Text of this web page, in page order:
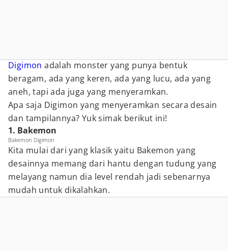
Digimon adalah monster yang punya bentuk
beragam, ada yang keren, ada yang lucu, ada yang
aneh, tapi ada juga yang menyeramkan.
Apa saja Digimon yang menyeramkan secara desain
dan tampilannya? Yuk simak berikut ini!
1. Bakemon
Bakemon Digimon
Kita mulai dari yang klasik yaitu Bakemon yang
desainnya memang dari hantu dengan tudung yang
melayang namun dia level rendah jadi sebenarnya
mudah untuk dikalahkan.